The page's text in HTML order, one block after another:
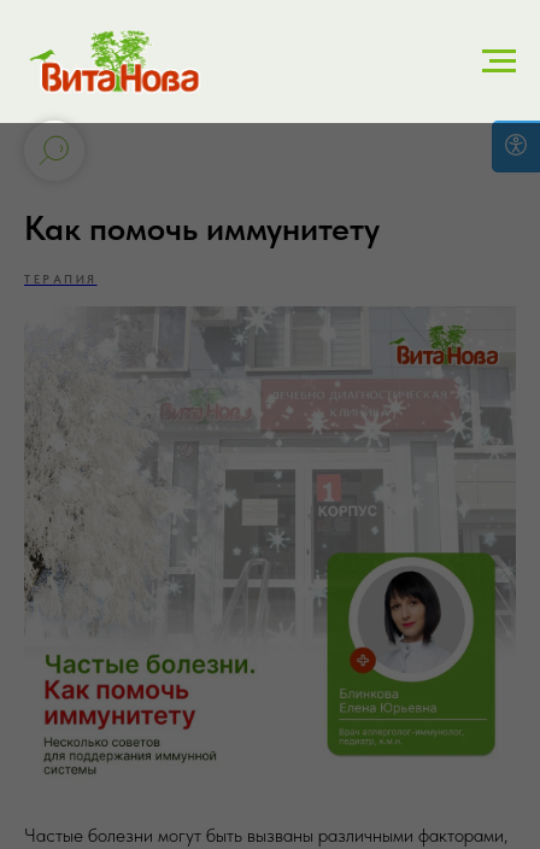
Как помочь иммунитету
ТЕРАПИЯ
Частые болезни могут быть вызваны различными факторами,